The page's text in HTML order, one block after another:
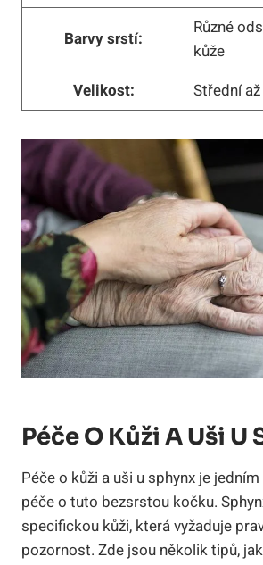
Barvy srstí:
Různé
kůže
Velikost:
Střední
Péče O Kůži A Uši U
Péče o kůži a uši u sphynx je
péče o tuto bezsrstou kočku.
specifickou kůži, která vyžaduje
pozornost. Zde jsou několik tipů,